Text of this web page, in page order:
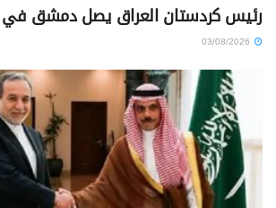
رئيس كردستان العراق يصل دمشق في